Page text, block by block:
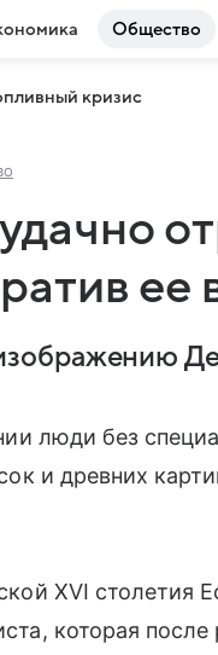
Общество
кризис
ее
изображению
люди без
и древних
XVI столетия
которая